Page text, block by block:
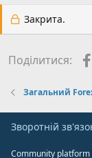
Закрита.
Поділитися:
Загальний
Зворотній
Community platform